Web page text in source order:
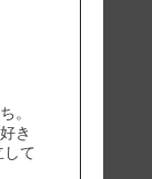
。
き
て